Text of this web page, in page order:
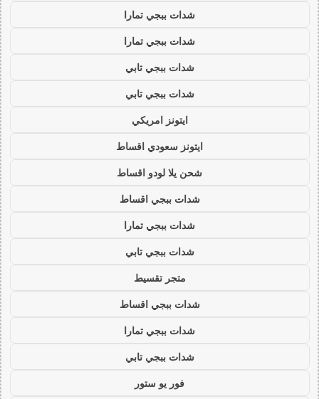
شدات ببجي تمارا
شدات ببجي تمارا
شدات ببجي تابي
شدات ببجي تابي
ايتونز امريكي
ايتونز سعودي اقساط
شحن يلا لودو اقساط
شدات ببجي اقساط
شدات ببجي تمارا
شدات ببجي تابي
متجر تقسيط
شدات ببجي اقساط
شدات ببجي تمارا
شدات ببجي تابي
فور يو ستور